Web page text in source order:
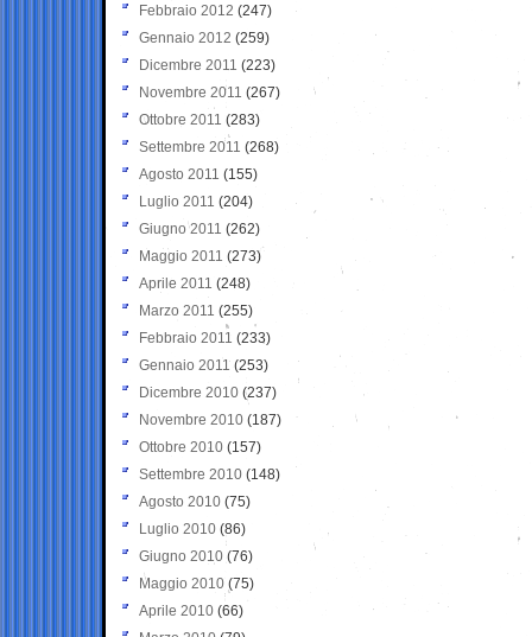
Febbraio 2012 (247)
Gennaio 2012 (259)
Dicembre 2011 (223)
Novembre 2011 (267)
Ottobre 2011 (283)
Settembre 2011 (268)
Agosto 2011 (155)
Luglio 2011 (204)
Giugno 2011 (262)
Maggio 2011 (273)
Aprile 2011 (248)
Marzo 2011 (255)
Febbraio 2011 (233)
Gennaio 2011 (253)
Dicembre 2010 (237)
Novembre 2010 (187)
Ottobre 2010 (157)
Settembre 2010 (148)
Agosto 2010 (75)
Luglio 2010 (86)
Giugno 2010 (76)
Maggio 2010 (75)
Aprile 2010 (66)